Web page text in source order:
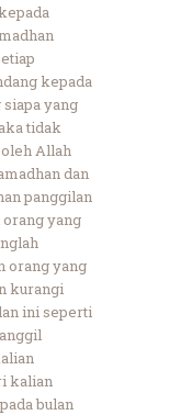
kepada
yang
tidak
Allah
dan
panggilan
yang
orang yang
kurangi
ini seperti
kalian
bulan